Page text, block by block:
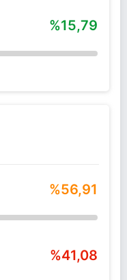
%15,79
%56,91
%41,08